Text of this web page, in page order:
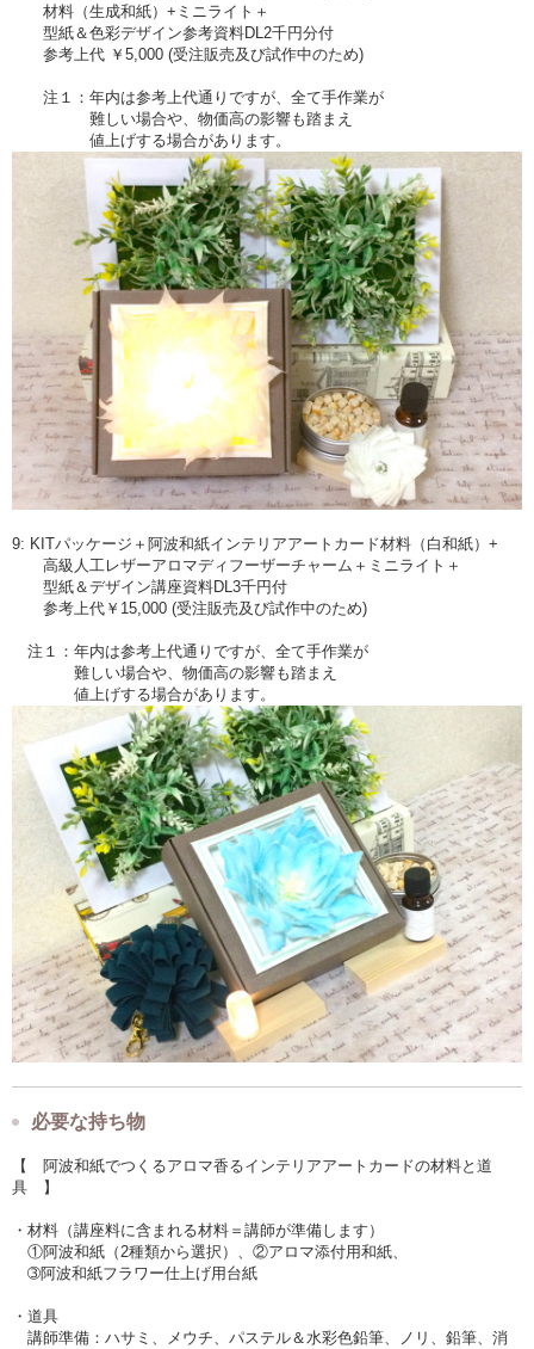
材料（生成和紙）+ミニライト＋
型紙＆色彩デザイン参考資料DL2千円分付
参考上代 ￥5,000 (受注販売及び試作中のため)
注１：年内は参考上代通りですが、全て手作業が
難しい場合や、物価高の影響も踏まえ
値上げする場合があります。
9: KITパッケージ＋阿波和紙インテリアアートカード材料（白和紙）+
高級人工レザーアロマディフーザーチャーム＋ミニライト＋
型紙＆デザイン講座資料DL3千円付
参考上代￥15,000 (受注販売及び試作中のため)
注１：年内は参考上代通りですが、全て手作業が
難しい場合や、物価高の影響も踏まえ
値上げする場合があります。
必要な持ち物
【 阿波和紙でつくるアロマ香るインテリアアートカードの材料と道
具 】
・材料（講座料に含まれる材料＝講師が準備します）
①阿波和紙（2種類から選択）、②アロマ添付用和紙、
➂阿波和紙フラワー仕上げ用台紙
・道具
講師準備：ハサミ、メウチ、パステル＆水彩色鉛筆、ノリ、鉛筆、消